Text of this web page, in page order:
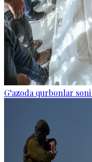
G‘azoda qurbonlar